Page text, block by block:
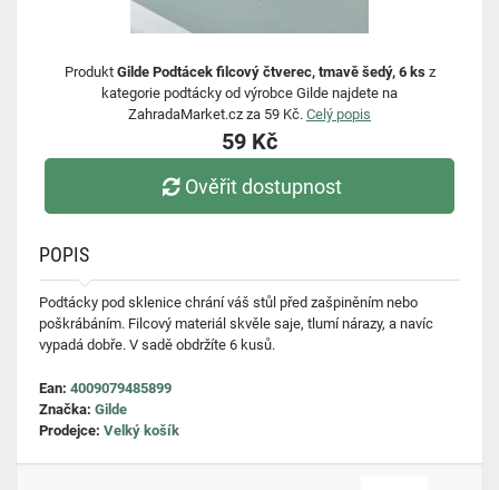
Produkt Gilde Podtácek filcový čtverec, tmavě šedý, 6 ksz
kategorie podtácky od výrobce Gilde najdete na
ZahradaMarket.cz za 59 Kč. Celý popis
59 Kč
Ověřit dostupnost
POPIS
Podtácky pod sklenice chrání váš stůl před zašpiněním nebo
poškrábáním. Filcový materiál skvěle saje, tlumí nárazy, a navíc
vypadá dobře. V sadě obdržíte 6 kusů.
Ean: 4009079485899
Značka: Gilde
Prodejce: Velký košík